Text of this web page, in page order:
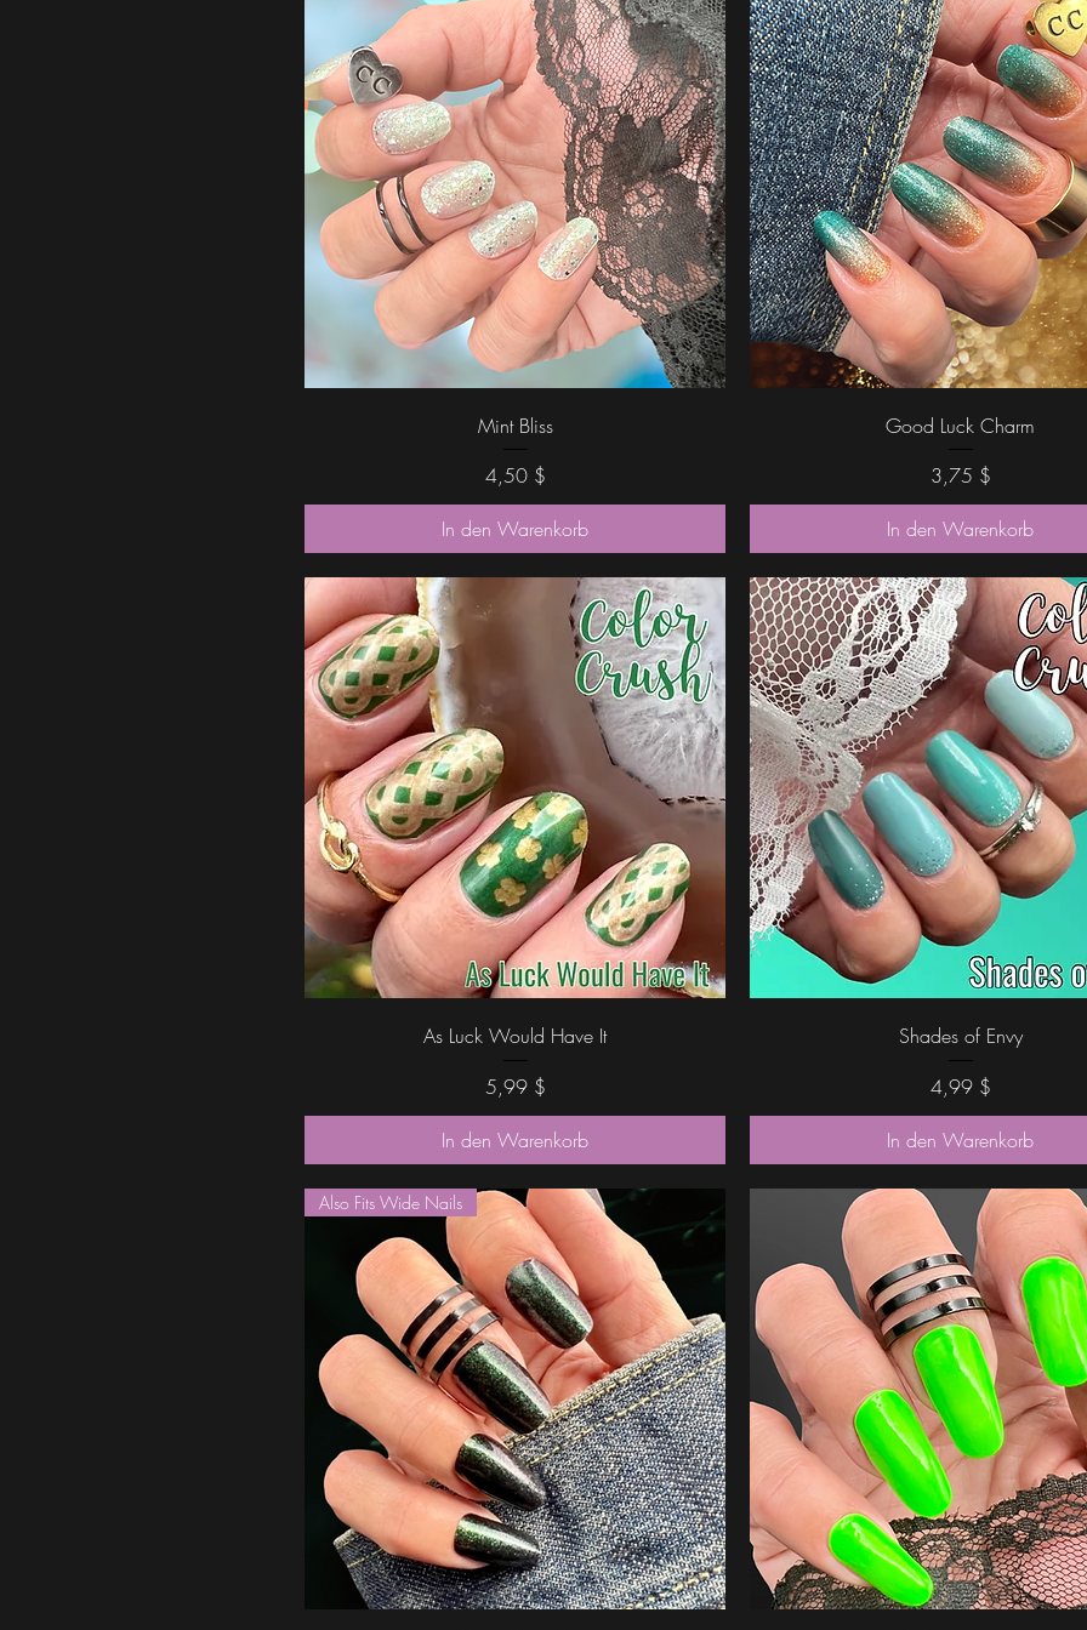
Schnellansicht
Mint Bliss
Preis
4,50 $
In den Warenkorb
Schnellansicht
Good Luck Charm
Preis
3,75 $
In den Warenkorb
Schnellansicht
As Luck Would Have It
Preis
5,99 $
In den Warenkorb
Schnellansicht
Shades of Envy
Preis
4,99 $
In den Warenkorb
Also Fits Wide Nails